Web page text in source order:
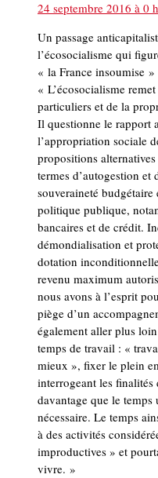
24 septembre 2016 à 0
Un passage
l’écosocialisme qui
« la France insoumise »
« L’écosocialisme
particuliers et de la
Il questionne le rapport
l’appropriation sociale
propositions
termes d’autogestion et
souveraineté
politique publique,
bancaires et de crédit.
démondialisation et
dotation
revenu maximum
nous avons à l’esprit
piège d’un
également aller plus
temps de travail : «
mieux », fixer le plein
interrogeant les
davantage que le
nécessaire. Le temps
à des activités
improductives » et
vivre. »